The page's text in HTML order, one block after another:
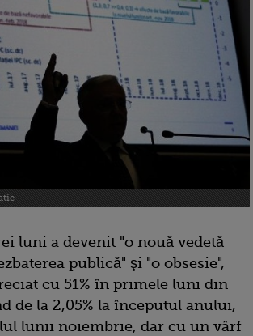
luni a devenit "o nouă vedetă
publică" şi "o obsesie",
cu 51% în primele luni din
de la 2,05% la începutul anului,
lunii noiembrie, dar cu un vârf